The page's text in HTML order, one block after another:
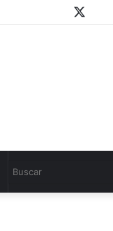
Instagram
Youtube
WhatsApp
Cambiar